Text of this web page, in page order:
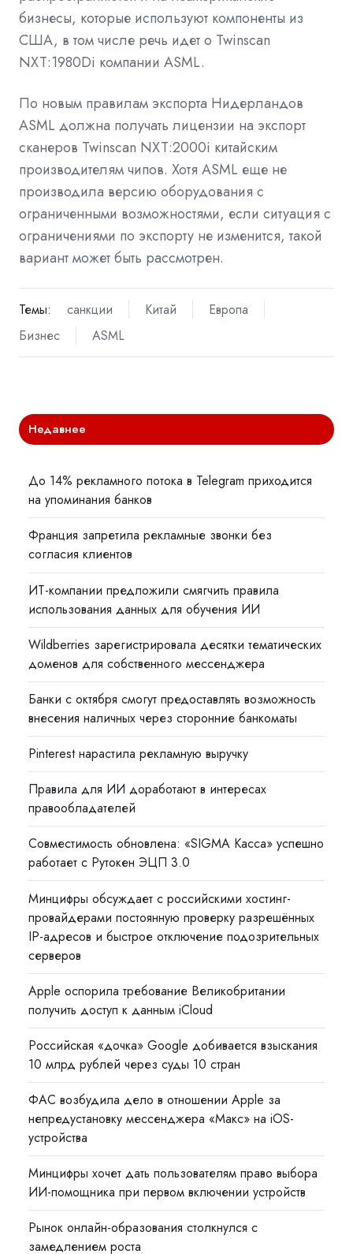
бизнесы, которые используют компоненты из
США, в том числе речь идет о Twinscan
NXT:1980Di компании ASML.
По новым правилам экспорта Нидерландов
ASML должна получать лицензии на экспорт
сканеров Twinscan NXT:2000i китайским
производителям чипов. Хотя ASML еще не
производила версию оборудования с
ограниченными возможностями, если ситуация с
ограничениями по экспорту не изменится, такой
вариант может быть рассмотрен.
Темы: санкции Китай
Европа
Бизнес
ASML
Недавнее
До 14% рекламного потока в Telegram приходится
на упоминания банков
Франция запретила рекламные звонки без
согласия клиентов
ИТ-компании предложили смягчить правила
использования данных для обучения ИИ
Wildberries зарегистрировала десятки тематических
доменов для собственного мессенджера
Банки с октября смогут предоставлять возможность
внесения наличных через сторонние банкоматы
Pinterest нарастила рекламную выручку
Правила для ИИ доработают в интересах
правообладателей
Совместимость обновлена: «SIGMA Касса» успешно
работает с Рутокен ЭЦП 3.0
Минцифры обсуждает с российскими хостинг-
провайдерами постоянную проверку разрешённых
IP-адресов и быстрое отключение подозрительных
серверов
Apple оспорила требование Великобритании
получить доступ к данным iCloud
Российская «дочка» Google добивается взыскания
10 млрд рублей через суды 10 стран
ФАС возбудила дело в отношении Apple за
непредустановку мессенджера «Макс» на iOS-
устройства
Минцифры хочет дать пользователям право выбора
ИИ-помощника при первом включении устройств
Рынок онлайн-образования столкнулся с
замедлением роста